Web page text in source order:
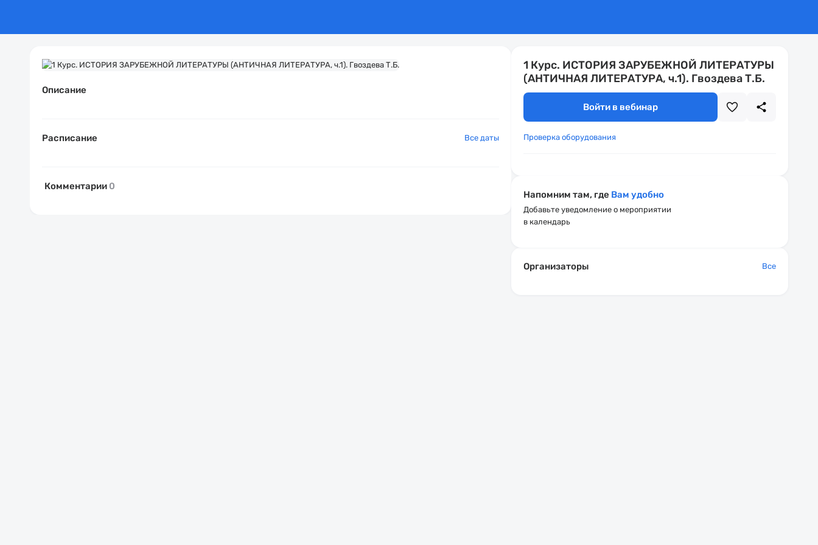
Описание
Расписание Все даты
Комментарии 0
1 Курс. ИСТОРИЯ ЗАРУБЕЖНОЙ ЛИТЕРАТУРЫ
(АНТИЧНАЯ ЛИТЕРАТУРА, ч.1). Гвоздева Т.Б.
Войти в вебинар
Проверка оборудования
Напомним там, где Вам удобно
Добавьте уведомление о мероприятии
в календарь
Организаторы Все